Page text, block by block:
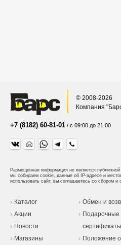
© 2008-2026
Компания
+7 (8182) 60-81-01 / с 09:00 до 21:00
Размещенная информация не является публичной
мы собираем cookie, данные об IP-адресе и
использовать сайт, вы соглашаетесь со сбором и
Каталог
Акции
Новости
Магазины
Обмен и
Подарочные
сертификаты
Положение